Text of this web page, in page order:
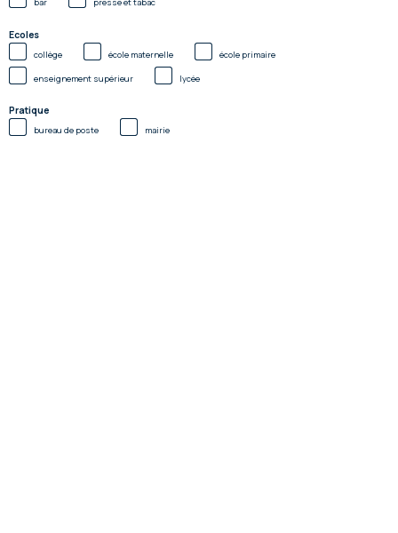
Ecoles
collège école maternelle école primaire
enseignement supérieur lycée
Pratique
bureau de poste mairie